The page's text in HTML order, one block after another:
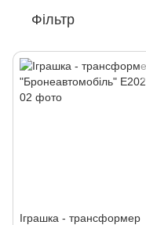
Фільтр
Іграшка - трансформер